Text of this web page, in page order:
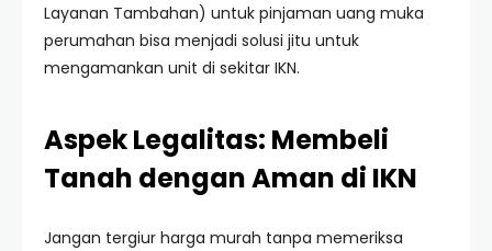
Layanan Tambahan) untuk pinjaman uang muka
perumahan bisa menjadi solusi jitu untuk
mengamankan unit di sekitar IKN.
Aspek Legalitas: Membeli
Tanah dengan Aman di IKN
Jangan tergiur harga murah tanpa memeriksa